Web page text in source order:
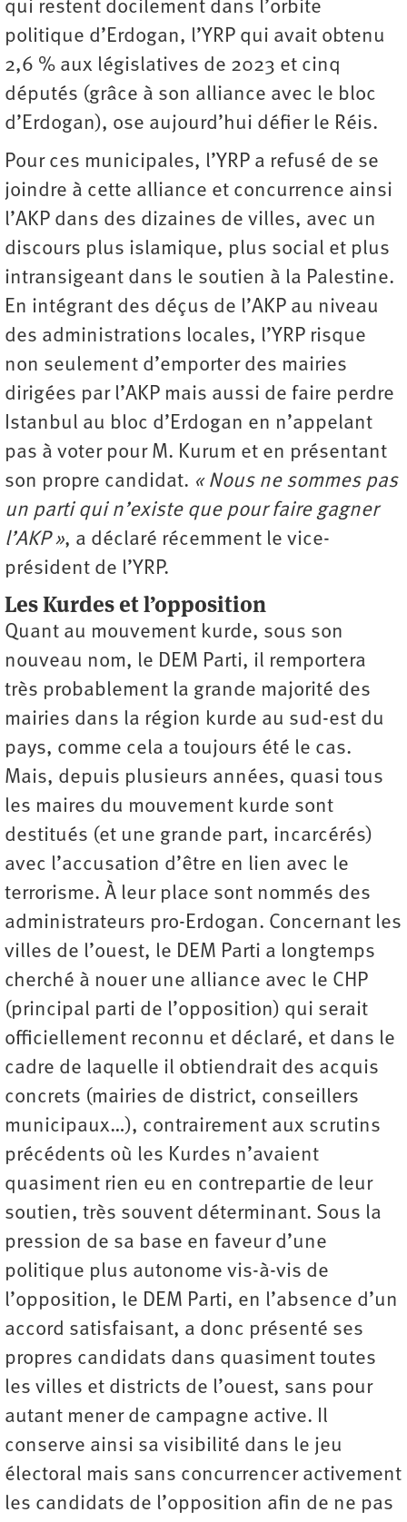
qui restent docilement dans l’orbite
politique d’Erdogan, l’YRP qui avait obtenu
2,6 % aux législatives de 2023 et cinq
députés (grâce à son alliance avec le bloc
d’Erdogan), ose aujourd’hui défier le Réis.
Pour ces municipales, l’YRP a refusé de se
joindre à cette alliance et concurrence ainsi
l’AKP dans des dizaines de villes, avec un
discours plus islamique, plus social et plus
intransigeant dans le soutien à la Palestine.
En intégrant des déçus de l’AKP au niveau
des administrations locales, l’YRP risque
non seulement d’emporter des mairies
dirigées par l’AKP mais aussi de faire perdre
Istanbul au bloc d’Erdogan en n’appelant
pas à voter pour M. Kurum et en présentant
son propre candidat. « Nous ne sommes pas
un parti qui n’existe que pour faire gagner
l’AKP », a déclaré récemment le vice-
président de l’YRP.
Les Kurdes et l’opposition
Quant au mouvement kurde, sous son
nouveau nom, le DEM Parti, il remportera
très probablement la grande majorité des
mairies dans la région kurde au sud-est du
pays, comme cela a toujours été le cas.
Mais, depuis plusieurs années, quasi tous
les maires du mouvement kurde sont
destitués (et une grande part, incarcérés)
avec l’accusation d’être en lien avec le
terrorisme. À leur place sont nommés des
administrateurs pro-Erdogan. Concernant les
villes de l’ouest, le DEM Parti a longtemps
cherché à nouer une alliance avec le CHP
(principal parti de l’opposition) qui serait
officiellement reconnu et déclaré, et dans le
cadre de laquelle il obtiendrait des acquis
concrets (mairies de district, conseillers
municipaux…), contrairement aux scrutins
précédents où les Kurdes n’avaient
quasiment rien eu en contrepartie de leur
soutien, très souvent déterminant. Sous la
pression de sa base en faveur d’une
politique plus autonome vis-à-vis de
l’opposition, le DEM Parti, en l’absence d’un
accord satisfaisant, a donc présenté ses
propres candidats dans quasiment toutes
les villes et districts de l’ouest, sans pour
autant mener de campagne active. Il
conserve ainsi sa visibilité dans le jeu
électoral mais sans concurrencer activement
les candidats de l’opposition afin de ne pas